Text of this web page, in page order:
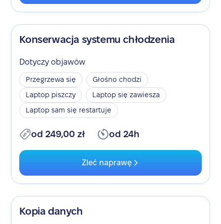
Konserwacja systemu chłodzenia
Dotyczy objawów
Przegrzewa się
Głośno chodzi
Laptop piszczy
Laptop się zawiesza
Laptop sam się restartuje
od 249,00 zł od 24h
Zleć naprawę
Kopia danych